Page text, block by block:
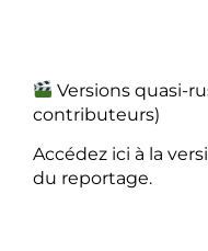
Versions quasi-
contributeurs)
Accédez ici à la
du reportage.